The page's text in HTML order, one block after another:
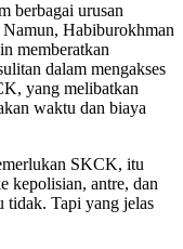
berbagai urusan
Habiburokhman
memberatkan
dalam mengakses
yang melibatkan
waktu dan biaya
SKCK, itu
kepolisian, antre, dan
tidak. Tapi yang jelas